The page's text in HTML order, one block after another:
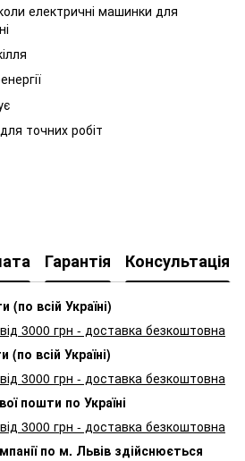
електричні машинки для
точних робіт
Гарантія Консультація
(по всій Україні)
3000 грн - доставка безкоштовна
всій Україні)
3000 грн - доставка безкоштовна
пошти по Україні
3000 грн - доставка безкоштовна
по м. Львів здійснюється